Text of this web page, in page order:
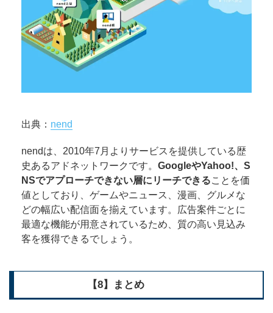
出典： nend
nendは、2010年7月よりサービスを提供している歴
史あるアドネットワークです。 GoogleやYahoo!、S
NSでアプローチできない層にリーチできることを価
値としており、ゲームやニュース、漫画、グルメな
どの幅広い配信面を揃えています。広告案件ごとに
最適な機能が用意されているため、質の高い見込み
客を獲得できるでしょう。
【8】まとめ